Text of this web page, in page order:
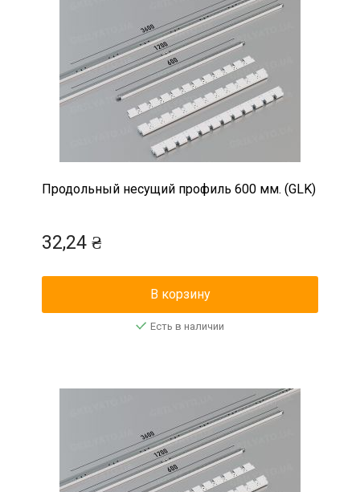
Продольный несущий профиль 600 мм. (GLK)
32,24 ₴
В корзину
Есть в наличии